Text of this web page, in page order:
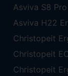
Asviva S8
Asviva H22
Christopeit
Christopeit
Christopeit